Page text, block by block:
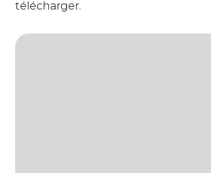
télécharger.